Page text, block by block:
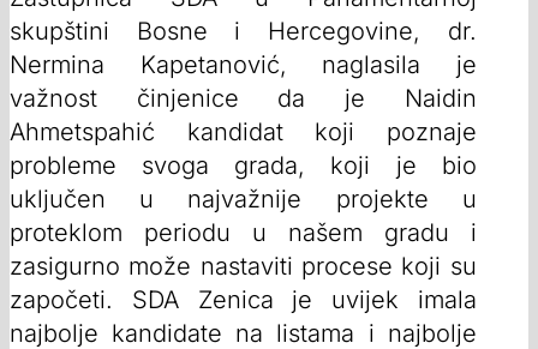
skupštini Bosne i Hercegovine, dr.
Nermina Kapetanović, naglasila je
važnost činjenice da je Naidin
Ahmetspahić kandidat koji poznaje
probleme svoga grada, koji je bio
uključen u najvažnije projekte u
proteklom periodu u našem gradu i
zasigurno može nastaviti procese koji su
započeti. SDA Zenica je uvijek imala
najbolje kandidate na listama i najbolje